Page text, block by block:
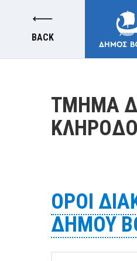
BACK
E-SERVICES
ΤΜΗΜΑ
ΟΡΟΙ
ΔΗΜΟΥ